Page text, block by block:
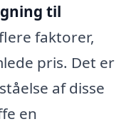
til
faktorer,
pris. Det er
af disse
en